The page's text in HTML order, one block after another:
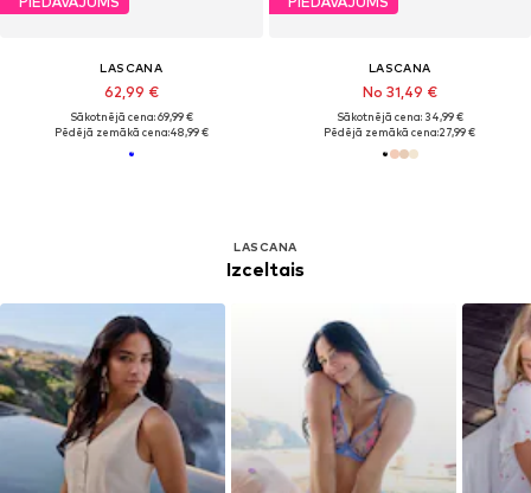
LASCANA
62,99 €
Sākotnējā cena: 69,99 €
Pēdējā zemākā cena:48,99 €
LASCANA
No 31,49 €
Sākotnējā cena: 34,99 €
Pēdējā zemākā cena:27,99 €
LASCANA
Izceltais